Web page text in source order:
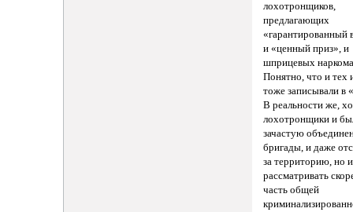
лохотронщиков,
предлагающих
и «ценный приз», и
шприцевых
Понятно, что и тех
тоже записывали в
В реальности же,
лохотронщики и
зачастую
бригады, и даже
за территорию, но
рассматривать
часть общей